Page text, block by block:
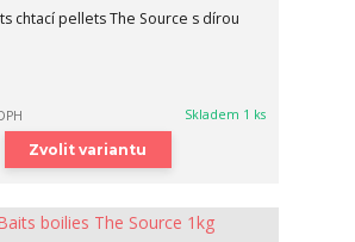
chtací pellets The Source s dírou
Skladem 1 ks
Zvolit variantu